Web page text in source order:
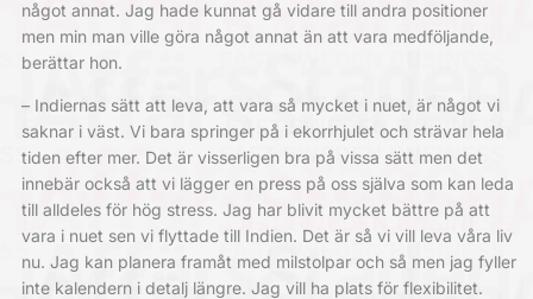
något annat. Jag hade kunnat gå vidare till andra positioner
men min man ville göra något annat än att vara medföljande,
berättar hon.
– Indiernas sätt att leva, att vara så mycket i nuet, är något vi
saknar i väst. Vi bara springer på i ekorrhjulet och strävar hela
tiden efter mer. Det är visserligen bra på vissa sätt men det
innebär också att vi lägger en press på oss själva som kan leda
till alldeles för hög stress. Jag har blivit mycket bättre på att
vara i nuet sen vi flyttade till Indien. Det är så vi vill leva våra liv
nu. Jag kan planera framåt med milstolpar och så men jag fyller
inte kalendern i detalj längre. Jag vill ha plats för flexibilitet.